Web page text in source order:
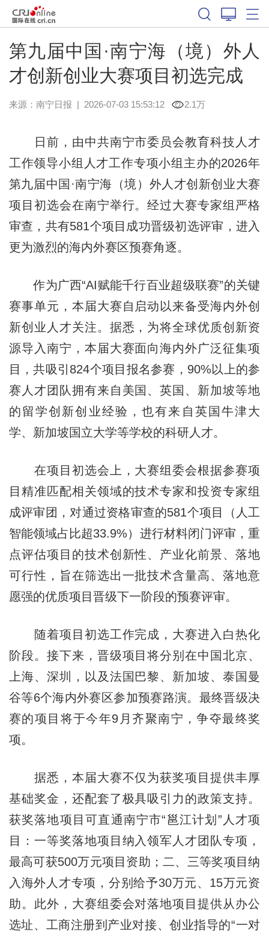
第九届中国·南宁海（境）外人
才创新创业大赛项目初选完成
来源： 南宁日报 | 2026-07-03 15:53:12 2.1万
日前，由中共南宁市委员会教育科技人才
工作领导小组人才工作专项小组主办的2026年
第九届中国·南宁海（境）外人才创新创业大赛
项目初选会在南宁举行。经过大赛专家组严格
审查，共有581个项目成功晋级初选评审，进入
更为激烈的海内外赛区预赛角逐。
作为广西“AI赋能千行百业超级联赛”的关键
赛事单元，本届大赛自启动以来备受海内外创
新创业人才关注。据悉，为将全球优质创新资
源导入南宁，本届大赛面向海内外广泛征集项
目，共吸引824个项目报名参赛，90%以上的参
赛人才团队拥有来自美国、英国、新加坡等地
的留学创新创业经验，也有来自英国牛津大
学、新加坡国立大学等学校的科研人才。
在项目初选会上，大赛组委会根据参赛项
目精准匹配相关领域的技术专家和投资专家组
成评审团，对通过资格审查的581个项目（人工
智能领域占比超33.9%）进行材料闭门评审，重
点评估项目的技术创新性、产业化前景、落地
可行性，旨在筛选出一批技术含量高、落地意
愿强的优质项目晋级下一阶段的预赛评审。
随着项目初选工作完成，大赛进入白热化
阶段。接下来，晋级项目将分别在中国北京、
上海、深圳，以及法国巴黎、新加坡、泰国曼
谷等6个海内外赛区参加预赛路演。最终晋级决
赛的项目将于今年9月齐聚南宁，争夺最终奖
项。
据悉，本届大赛不仅为获奖项目提供丰厚
基础奖金，还配套了极具吸引力的政策支持。
获奖落地项目可直通南宁市“邕江计划”人才项
目：一等奖落地项目纳入领军人才团队专项，
最高可获500万元项目资助；二、三等奖项目纳
入海外人才专项，分别给予30万元、15万元资
助。此外，大赛组委会对落地项目提供从办公
选址、工商注册到产业对接、创业指导的“一对